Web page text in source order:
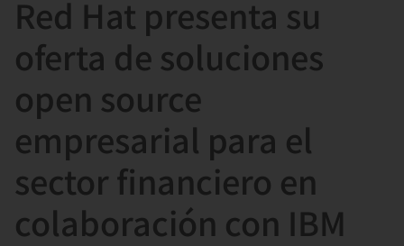
Red Hat presenta su
oferta de soluciones
open source
empresarial para el
sector financiero en
colaboración con IBM